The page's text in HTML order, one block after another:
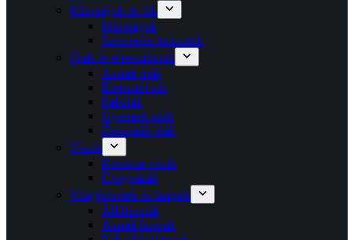
Művirágok és fák
Művirágok
Szezonális koszorúk
Órák és ébresztőórák
Asztali órák
Ébresztőórák
Faliórák
Gyermek órák
Öntapadó órák
Vázák
Kerámia vázák
Üvegvázák
Világítótestek és lámpák
Állólámpák
Asztali lámpák